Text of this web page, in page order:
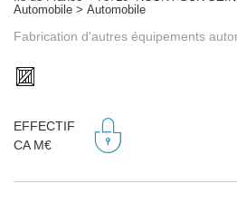
Automobile > Automobile
Fabrication d'autres équipements
EFFECTIF
CA M€